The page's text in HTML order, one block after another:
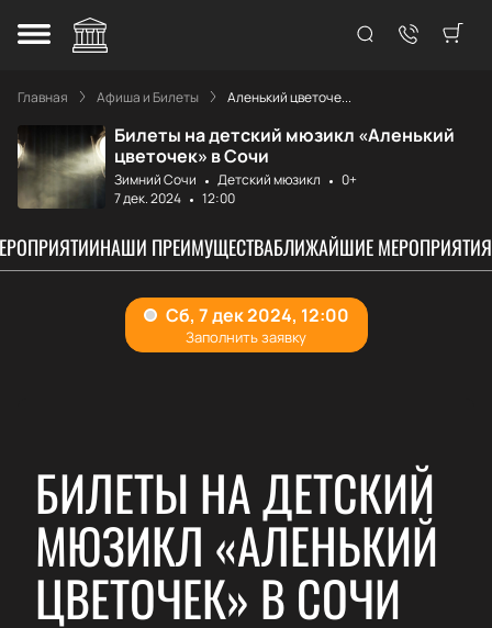
Главная Афиша и Билеты Аленький цветоче...
Билеты на детский мюзикл «Аленький
цветочек» в Сочи
Зимний Сочи Детский мюзикл
0+
7 дек. 2024
12:00
НАШИ ПРЕИМУЩЕСТВАБЛИЖАЙШИЕ МЕРОПРИЯТИЯ
БИЛЕТЫ НА ДЕТСКИЙ
МЮЗИКЛ «АЛЕНЬКИЙ
ЦВЕТОЧЕК» В СОЧИ